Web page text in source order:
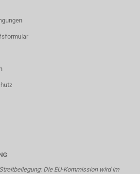
Die EU-Kommission wird im